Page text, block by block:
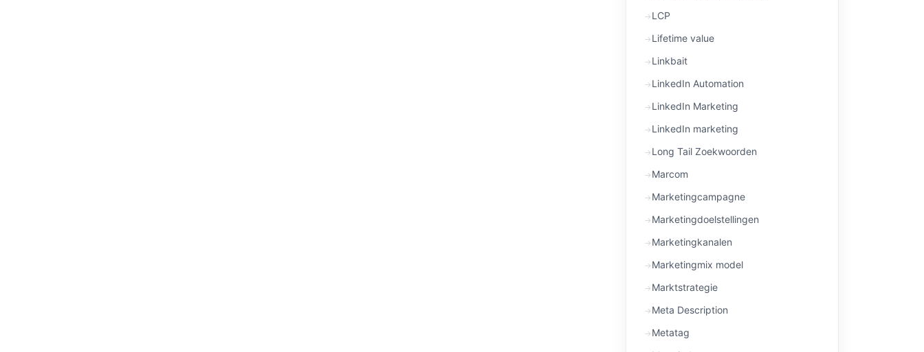
LCP
Lifetime value
Linkbait
LinkedIn Automation
LinkedIn Marketing
LinkedIn marketing
Long Tail Zoekwoorden
Marcom
Marketingcampagne
Marketingdoelstellingen
Marketingkanalen
Marketingmix model
Marktstrategie
Meta Description
Metatag